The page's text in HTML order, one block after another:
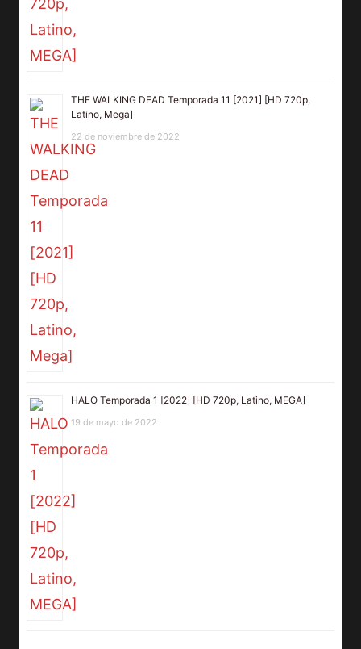
THE WALKING DEAD Temporada 11 [2021] [HD 720p,
Latino, Mega]
22 de noviembre de 2022
HALO Temporada 1 [2022] [HD 720p, Latino, MEGA]
19 de mayo de 2022